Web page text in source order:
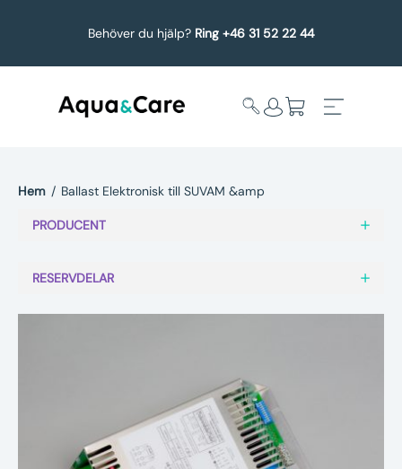
Behöver du hjälp? Ring +46 31 52 22 44
undermeny
Service
Nyheter
Underhållstips
Hem / Ballast Elektronisk till SUVAM &amp
PRODUCENT
RESERVDELAR